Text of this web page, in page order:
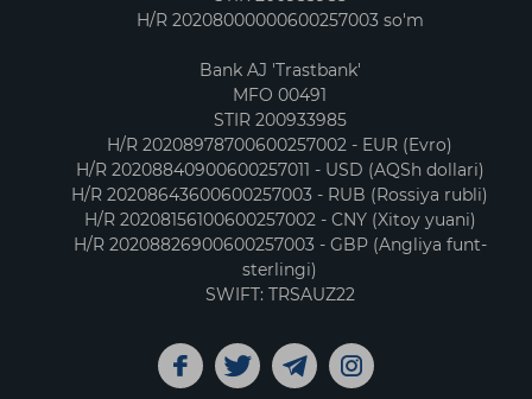
H/R 20208000000600257003 so'm
Bank AJ 'Trastbank'
MFO 00491
STIR 200933985
H/R 20208978700600257002 - EUR (Evro)
H/R 20208840900600257011 - USD (AQSh dollari)
H/R 20208643600600257003 - RUB (Rossiya rubli)
H/R 20208156100600257002 - CNY (Xitoy yuani)
H/R 20208826900600257003 - GBP (Angliya funt-
sterlingi)
SWIFT: TRSAUZ22